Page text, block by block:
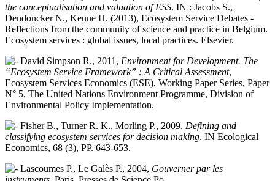
the conceptualisation and valuation of ESS. IN : Jacobs S.,
Dendoncker N., Keune H. (2013), Ecosystem Service Debates -
Reflections from the community of science and practice in Belgium.
Ecosystem services : global issues, local practices. Elsevier.
David Simpson R., 2011, Environment for Development. The
“Ecosystem Service Framework” : A Critical Assessment,
Ecosystem Services Economics (ESE), Working Paper Series, Paper
N° 5, The United Nations Environment Programme, Division of
Environmental Policy Implementation.
Fisher B., Turner R. K., Morling P., 2009, Defining and
classifying ecosystem services for decision making. IN Ecological
Economics, 68 (3), PP. 643-653.
Lascoumes P., Le Galès P., 2004, Gouverner par les